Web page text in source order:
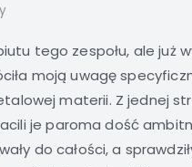
tego zespołu, ale już
moją uwagę
materii. Z jednej
je paroma dość
do całości, a